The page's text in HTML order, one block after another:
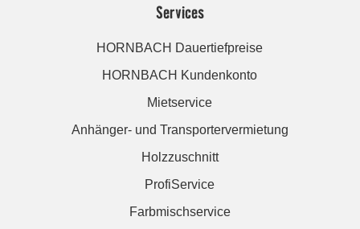
Services
HORNBACH Dauertiefpreise
HORNBACH Kundenkonto
Mietservice
Anhänger- und Transportervermietung
Holzzuschnitt
ProfiService
Farbmischservice